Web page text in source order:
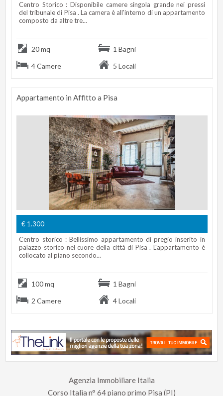
Centro Storico : Disponibile camere singola grande nei pressi
del tribunale di Pisa . La camera è all'interno di un appartamento
composto da altre tre...
20 mq
1 Bagni
4 Camere
5 Locali
Appartamento in Affitto a Pisa
€ 1.300
Centro storico : Bellissimo appartamento di pregio inserito in
palazzo storico nel cuore della città di Pisa . L'appartamento è
collocato al piano secondo...
100 mq
1 Bagni
2 Camere
4 Locali
Agenzia Immobiliare Italia
Corso Italia n° 64 piano primo Pisa (PI)